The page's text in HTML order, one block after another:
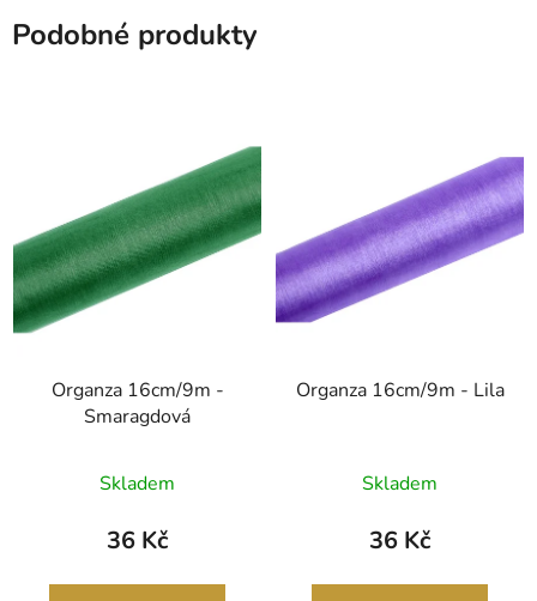
Podobné produkty
Organza 16cm/9m -
Smaragdová
Skladem
36 Kč
Organza 16cm/9m - Lila
Skladem
36 Kč